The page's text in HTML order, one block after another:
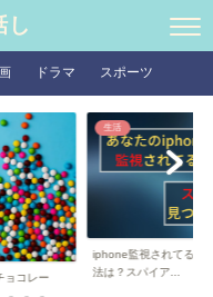
し
ドラマ スポーツ
確かめる方
芸能
ぷりあでぃす玲奈の素
などのwikiプロ...